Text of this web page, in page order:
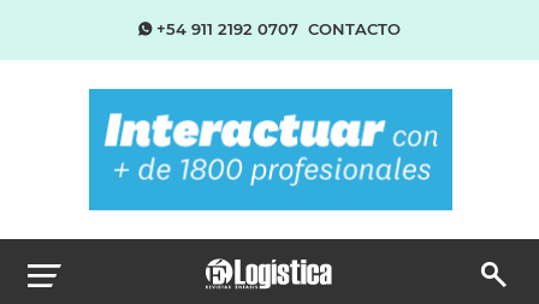
+54 911 2192 0707 CONTACTO